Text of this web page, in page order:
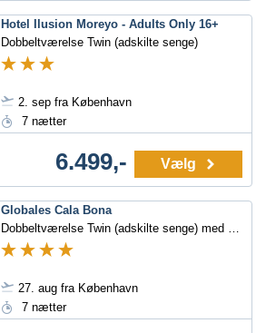
Hotel Ilusion Moreyo - Adults Only 16+
Dobbeltværelse Twin (adskilte senge)
2. sep fra København
7 nætter
6.499,- Vælg
Globales Cala Bona
Dobbeltværelse Twin (adskilte senge) med balkon/terrasse
27. aug fra København
7 nætter